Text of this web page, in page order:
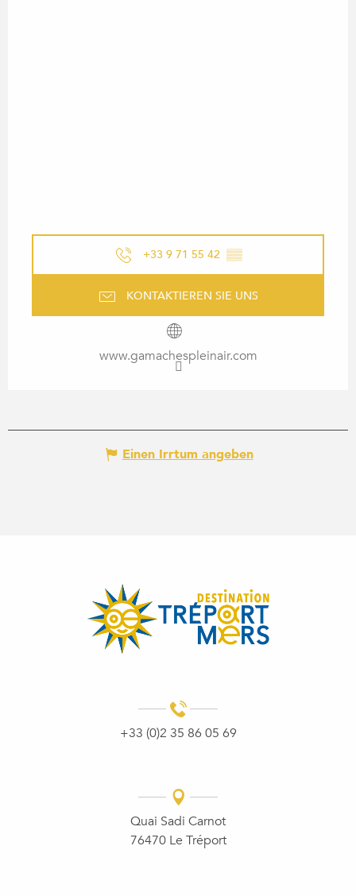
+33 9 71 55 42 ▒▒
KONTAKTIEREN SIE UNS
www.gamachespleinair.com
Einen Irrtum angeben
+33 (0)2 35 86 05 69
Quai Sadi Carnot
76470 Le Tréport